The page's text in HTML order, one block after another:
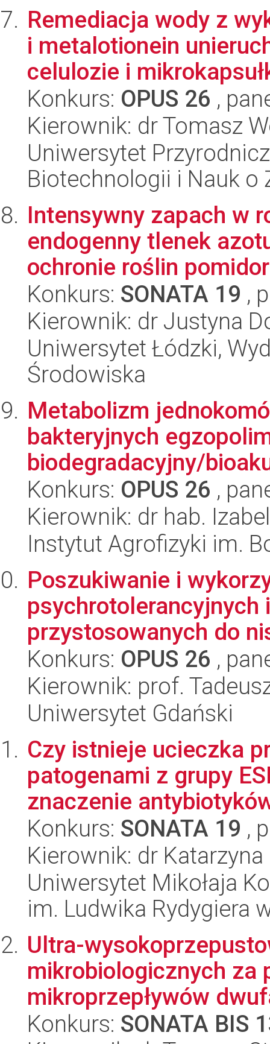
Remediacja wody z
i metalotionein
celulozie i
Konkurs: OPUS 26 ,
Kierownik: dr Tomasz
Uniwersytet
Biotechnologii i Nauk o
Intensywny zapach w
endogenny tlenek
ochronie roślin
Konkurs: SONATA 19 ,
Kierownik: dr Justyna
Uniwersytet Łódzki,
Środowiska
Metabolizm
bakteryjnych
biodegradacyjny/
Konkurs: OPUS 26 ,
Kierownik: dr hab.
Instytut Agrofizyki im.
Poszukiwanie i
psychrotolerancyjnych
przystosowanych do
Konkurs: OPUS 26 ,
Kierownik: prof.
Uniwersytet Gdański
Czy istnieje ucieczka
patogenami z grupy
znaczenie
Konkurs: SONATA 19 ,
Kierownik: dr
Uniwersytet Mikołaja
im. Ludwika Rydygiera
Ultra-
mikrobiologicznych za
mikroprzepływów
Konkurs: SONATA BIS